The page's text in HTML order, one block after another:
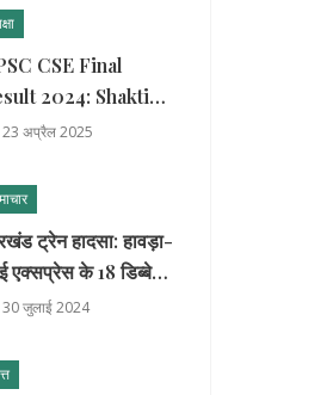
CSE Final
2024: Shakti
पहले स्थान पर,
पर
23 अप्रैल 2025
ट्रेन हादसा: हावड़ा-
एक्सप्रेस के 18 डिब्बे
से उतरे, 2 की मौत, 20
30 जुलाई 2024